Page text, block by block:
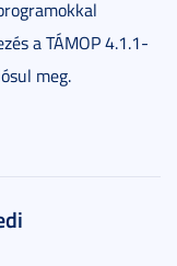
a TÁMOP 4.1.1-
meg.